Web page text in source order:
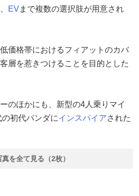
EVまで複数の選択肢が用意され
価格帯におけるフィアットのカバ
層を惹きつけることを目的とした
のほかにも、新型の4人乗りマイ
初代パンダにインスパイアされた
真を全て見る（2枚）